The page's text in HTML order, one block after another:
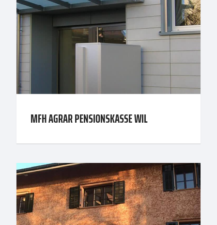
MFH AGRAR PENSIONSKASSE WIL